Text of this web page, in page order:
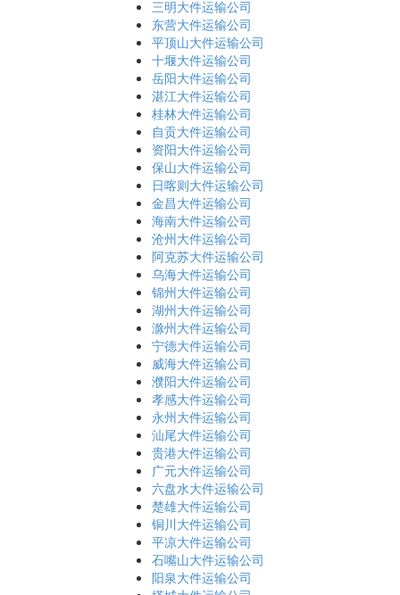
三明大件运输公司
东营大件运输公司
平顶山大件运输公司
十堰大件运输公司
岳阳大件运输公司
湛江大件运输公司
桂林大件运输公司
自贡大件运输公司
资阳大件运输公司
保山大件运输公司
日喀则大件运输公司
金昌大件运输公司
海南大件运输公司
沧州大件运输公司
阿克苏大件运输公司
乌海大件运输公司
锦州大件运输公司
湖州大件运输公司
滁州大件运输公司
宁德大件运输公司
威海大件运输公司
濮阳大件运输公司
孝感大件运输公司
永州大件运输公司
汕尾大件运输公司
贵港大件运输公司
广元大件运输公司
六盘水大件运输公司
楚雄大件运输公司
铜川大件运输公司
平凉大件运输公司
石嘴山大件运输公司
阳泉大件运输公司